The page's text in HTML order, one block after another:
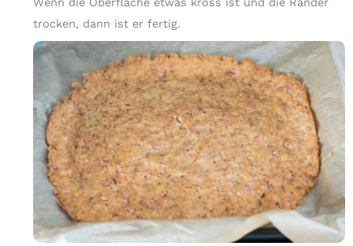
trocken, dann ist er fertig.